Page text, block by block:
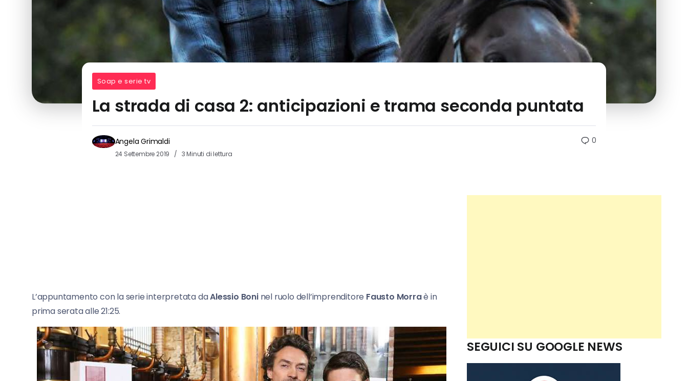
Soap e serie tv
La strada di casa 2: anticipazioni e trama seconda puntata
Angela Grimaldi
24 Settembre 2019 3 Minuti di lettura
0
L’appuntamento con la serie interpretata daAlessio Boni nel ruolo dell’imprenditore Fausto Morraè in
prima serata alle 21:25.
SEGUICI SU GOOGLE NEWS